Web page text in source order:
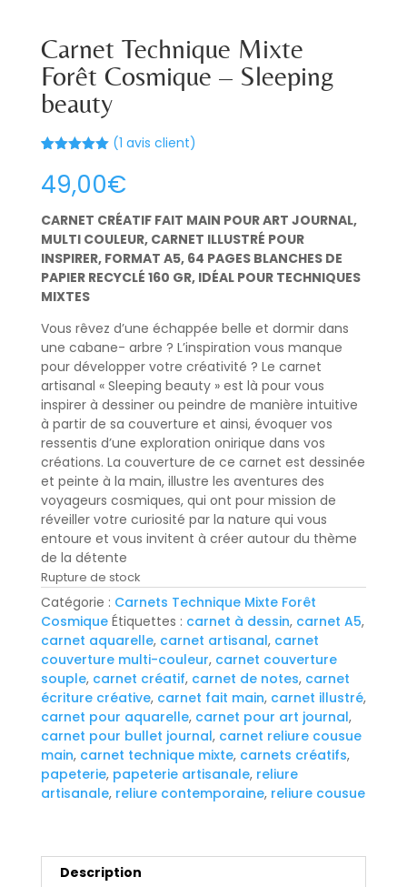
Carnet Technique Mixte
Forêt Cosmique – Sleeping
beauty
sur 5
basé sur
notation
(1 avis client)
49,00€
CARNET CRÉATIF FAIT MAIN POUR ART JOURNAL,
MULTI COULEUR, CARNET ILLUSTRÉ POUR
INSPIRER, FORMAT A5, 64 PAGES BLANCHES DE
PAPIER RECYCLÉ 160 GR, IDÉAL POUR TECHNIQUES
MIXTES
Vous rêvez d’une échappée belle et dormir dans
une cabane- arbre ? L’inspiration vous manque
pour développer votre créativité ? Le carnet
artisanal « Sleeping beauty » est là pour vous
inspirer à dessiner ou peindre de manière intuitive
à partir de sa couverture et ainsi, évoquer vos
ressentis d’une exploration onirique dans vos
créations. La couverture de ce carnet est dessinée
et peinte à la main, illustre les aventures des
voyageurs cosmiques, qui ont pour mission de
réveiller votre curiosité par la nature qui vous
entoure et vous invitent à créer autour du thème
de la détente
Rupture de stock
Catégorie : Carnets Technique Mixte Forêt
Cosmique Étiquettes : carnet à dessin, carnet A5,
carnet aquarelle, carnet artisanal, carnet
couverture multi-couleur, carnet couverture
souple, carnet créatif, carnet de notes, carnet
écriture créative, carnet fait main, carnet illustré,
carnet pour aquarelle, carnet pour art journal,
carnet pour bullet journal, carnet reliure cousue
main, carnet technique mixte, carnets créatifs,
papeterie, papeterie artisanale, reliure
artisanale, reliure contemporaine, reliure cousue
Description